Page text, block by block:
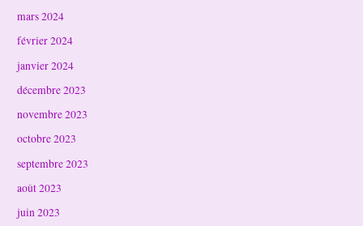
mars 2024
février 2024
janvier 2024
décembre 2023
novembre 2023
octobre 2023
septembre 2023
août 2023
juin 2023